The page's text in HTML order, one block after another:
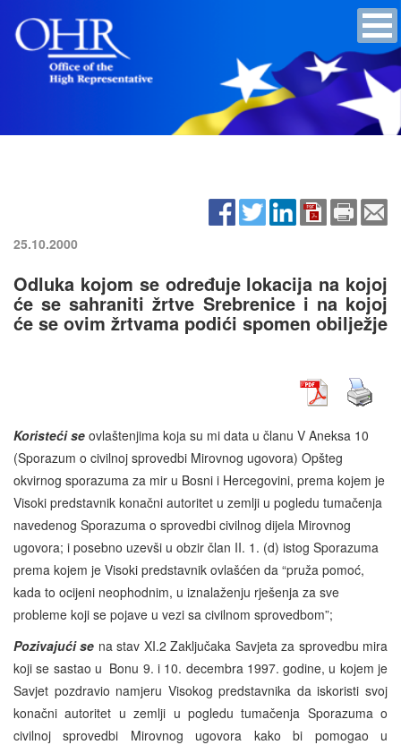
25.10.2000
Odluka kojom se određuje lokacija na kojoj
će se sahraniti žrtve Srebrenice i na kojoj
će se ovim žrtvama podići spomen obilježje
Koristeći se ovlaštenjima koja su mi data u članu V Aneksa 10
(Sporazum o civilnoj sprovedbi Mirovnog ugovora) Opšteg
okvirnog sporazuma za mir u Bosni i Hercegovini, prema kojem je
Visoki predstavnik konačni autoritet u zemlji u pogledu tumačenja
navedenog Sporazuma o sprovedbi civilnog dijela Mirovnog
ugovora; i posebno uzevši u obzir član II. 1. (d) istog Sporazuma
prema kojem je Visoki predstavnik ovlašćen da “pruža pomoć,
kada to ocijeni neophodnim, u iznalaženju rješenja za sve
probleme koji se pojave u vezi sa civilnom sprovedbom”;
Pozivajući se na stav XI.2 Zaključaka Savjeta za sprovedbu mira
koji se sastao u Bonu 9. i 10. decembra 1997. godine, u kojem je
Savjet pozdravio namjeru Visokog predstavnika da iskoristi svoj
konačni autoritet u zemlji u pogledu tumačenja Sporazuma o
civilnoj sprovedbi Mirovnog ugovora kako bi pomogao u